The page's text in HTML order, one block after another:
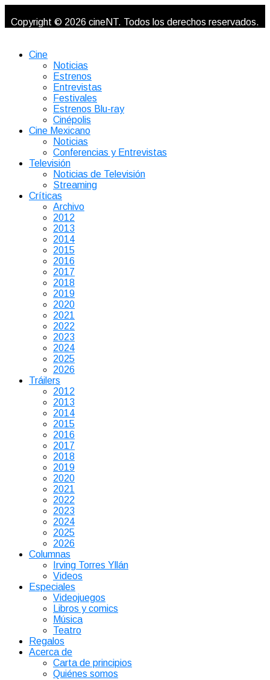
Copyright © 2026 cineNT. Todos los derechos reservados.
Cine
Noticias
Estrenos
Entrevistas
Festivales
Estrenos Blu-ray
Cinépolis
Cine Mexicano
Noticias
Conferencias y Entrevistas
Televisión
Noticias de Televisión
Streaming
Críticas
Archivo
2012
2013
2014
2015
2016
2017
2018
2019
2020
2021
2022
2023
2024
2025
2026
Tráilers
2012
2013
2014
2015
2016
2017
2018
2019
2020
2021
2022
2023
2024
2025
2026
Columnas
Irving Torres Yllán
Videos
Especiales
Videojuegos
Libros y comics
Música
Teatro
Regalos
Acerca de
Carta de principios
Quiénes somos